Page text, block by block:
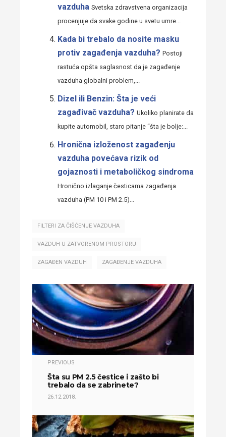
vazduha Svetska zdravstvena organizacija
procenjuje da svake godine u svetu umre...
Kada bi trebalo da nosite masku
protiv zagađenja vazduha? Postoji
rastuća opšta saglasnost da je zagađenje
vazduha globalni problem,...
Dizel ili Benzin: Šta je veći
zagađivač vazduha? Ukoliko planirate da
kupite automobil, staro pitanje “šta je bolje:...
Hronična izloženost zagađenju
vazduha povećava rizik od
gojaznosti i metaboličkog sindroma
Hronično izlaganje česticama zagađenja
vazduha (PM 10 i PM 2.5)...
FILTERI ZA ČIŠĆENJE VAZDUHA
VAZDUH U ZATVORENOM PROSTORU
ZAGAĐEN VAZDUH ZAGAĐENJE VAZDUHA
PREVIOUS
Šta su PM 2.5 čestice i zašto bi
trebalo da se zabrinete?
26.12.2018.